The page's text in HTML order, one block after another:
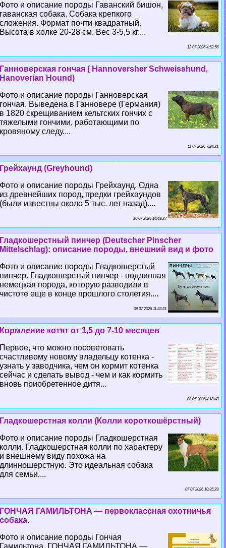
Фото и описание породы Гаванский бишон,
гаванская собака. Собака крепкого
сложения. Формат почти квадратный.
Высота в холке 20-28 см. Вес 3-5,5 кг....
12 07 2026 4:52:56
Ганноверская гончая ( Hannoversher Schweisshund,
Hanoverian Hound)
Фото и описание породы Ганноверская
гончая. Выведена в Ганновере (Германия)
в 1820 скрещиванием кельтских гончих с
тяжелыми гончими, работающими по
кровяному следу....
11 07 2026 7:24:21
Грейхаунд (Greyhound)
Фото и описание породы Грейхаунд. Одна
из древнейших пород, предки грейхаундов
(были известны около 5 тыс. лет назад)....
10 07 2026 14:49:27
Гладкошерстный пинчер (Deutscher Pinscher
Mittelschlag): описание породы, внешний вид и фото
Фото и описание породы Гладкошерстый
пинчер. Гладкошерстый пинчер - подлинная
немецкая порода, которую разводили в
чистоте еще в конце прошлого столетия....
09 07 2026 11:22:21
Кормление котят от 1,5 до 7-10 месяцев
Первое, что можно посоветовать
счастливому новому владельцу котенка -
узнать у заводчика, чем он кормит котенка
сейчас и сделать вывод - чем и как кормить
вновь приобретенное дитя...
08 07 2026 4:18:43
Гладкошерстная колли (Колли короткошёрстный)
Фото и описание породы Гладкошерстная
колли. Гладкошерстная колли по хаpaктеру
и внешнему виду похожа на
длинношерстную. Это идеальная собака
для семьи....
07 07 2026 10:35:29
ГОНЧАЯ ГАМИЛЬТОНА — первоклассная охотничья
собака.
Фото и описание породы Гончая